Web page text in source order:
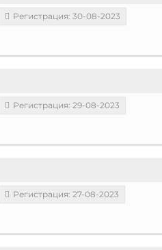
Регистрация: 30-08-2023
Регистрация: 29-08-2023
Регистрация: 27-08-2023